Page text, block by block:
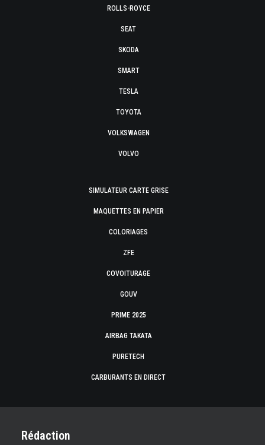
ROLLS-ROYCE
SEAT
SKODA
SMART
TESLA
TOYOTA
VOLKSWAGEN
VOLVO
SIMULATEUR CARTE GRISE
MAQUETTES EN PAPIER
COLORIAGES
ZFE
COVOITURAGE
GOUV
PRIME 2025
AIRBAG TAKATA
PURETECH
CARBURANTS EN DIRECT
Rédaction